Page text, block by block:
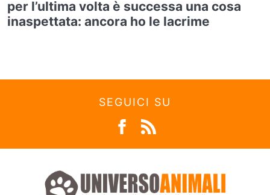
per l’ultima volta è successa una cosa
inaspettata: ancora ho le lacrime
SEGUICI SU